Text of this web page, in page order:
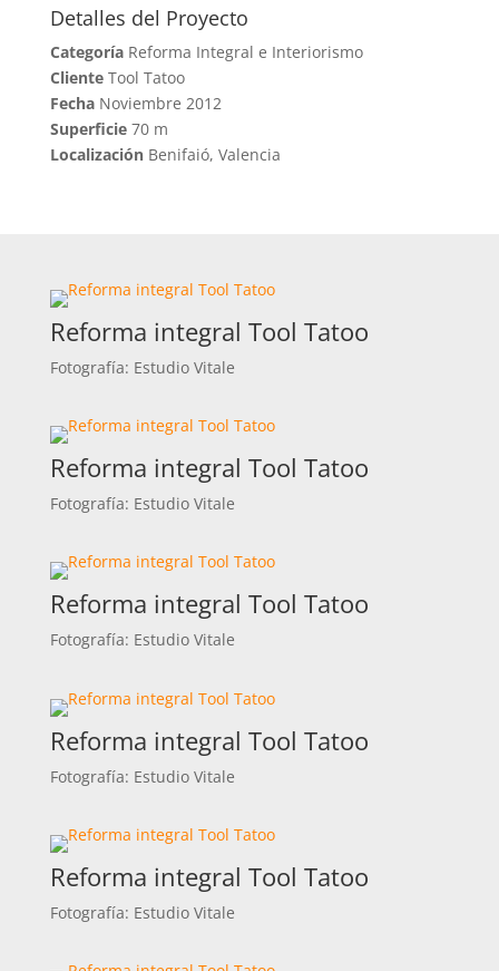
Detalles del Proyecto
Categoría Reforma Integral e Interiorismo
Cliente Tool Tatoo
Fecha Noviembre 2012
Superficie 70 m
Localización Benifaió, Valencia
Reforma integral Tool Tatoo
Fotografía: Estudio Vitale
Reforma integral Tool Tatoo
Fotografía: Estudio Vitale
Reforma integral Tool Tatoo
Fotografía: Estudio Vitale
Reforma integral Tool Tatoo
Fotografía: Estudio Vitale
Reforma integral Tool Tatoo
Fotografía: Estudio Vitale